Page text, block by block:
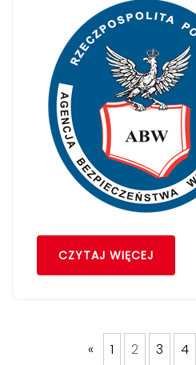
CZYTAJ WIĘCEJ
« 1 2 3 4